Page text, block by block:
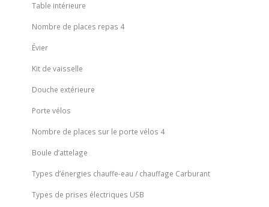
Table intérieure
Nombre de places repas 4
Évier
Kit de vaisselle
Douche extérieure
Porte vélos
Nombre de places sur le porte vélos 4
Boule d’attelage
Types d’énergies chauffe-eau / chauffage Carburant
Types de prises électriques USB